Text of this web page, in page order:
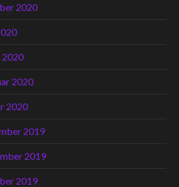
2020
2020
2020
2019
2019
2019